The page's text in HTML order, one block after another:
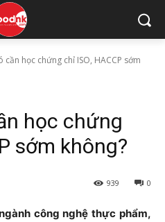
cần học chứng chỉ ISO, HACCP sớm
học chứng
sớm không?
0
939
công nghệ thực phẩm,